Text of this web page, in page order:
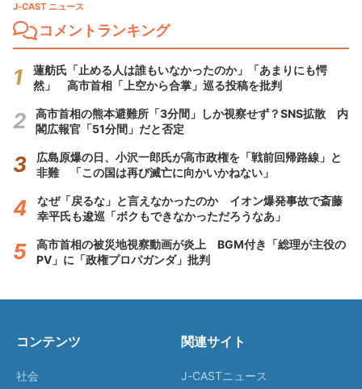
J-CAST ニュース
コメントランキング
蓮舫氏「止める人は誰もいなかったのか」「あまりにも愕
然」 高市首相「上空から合掌」巡る投稿を批判
高市首相の熊本避難所「3分間」しか視察せず？SNS拡散 内
閣広報官「51分間」だと否定
広島原爆の日、小沢一郎氏が高市政権を「戦前回帰路線」と
非難 「この国は再び滅亡に向かいかねない」
なぜ「戻るな」と言えなかったのか イオン爆発事故で斎藤
幸平氏も逡巡「ボクもできなかっただろうなあ」
高市首相の被災地視察動画が炎上 BGM付き「総理が主役の
PV」に「政権プロパガンダ」批判
コンテンツ
社会
関連サイト
J-CASTニュース